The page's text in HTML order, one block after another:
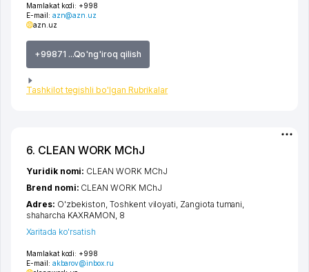
Mamlakat kodi: +998
E-mail: azn@azn.uz
azn.uz
+99871 ...Qo'ng'iroq qilish
Tashkilot tegishli bo'lgan Rubrikalar
6. CLEAN WORK MChJ
Mamlakat kodi: +998
E-mail: akbarov@inbox.ru
Yuridik nomi: CLEAN WORK MChJ
Brend nomi: CLEAN WORK MChJ
Adres: O'zbekiston,Toshkent viloyati, Zangiota tumani,
shaharcha KAXRAMON, 8
Xaritada ko'rsatish